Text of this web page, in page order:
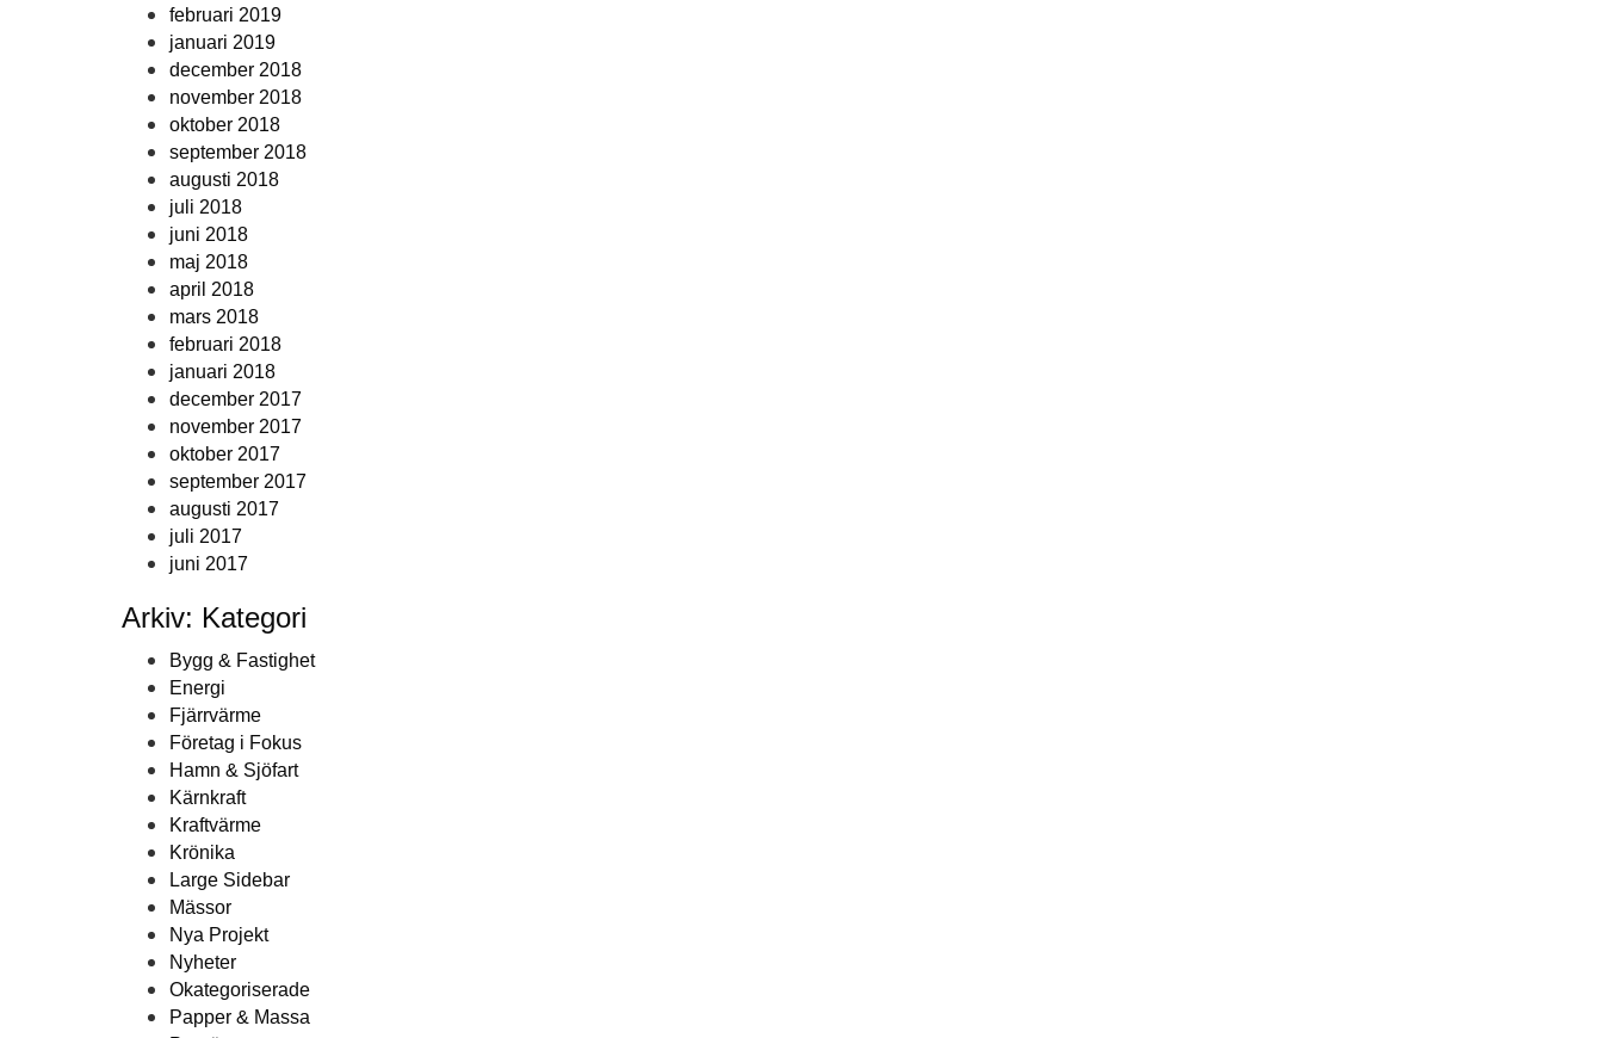
februari 2019
januari 2019
december 2018
november 2018
oktober 2018
september 2018
augusti 2018
juli 2018
juni 2018
maj 2018
april 2018
mars 2018
februari 2018
januari 2018
december 2017
november 2017
oktober 2017
september 2017
augusti 2017
juli 2017
juni 2017
Arkiv: Kategori
Bygg & Fastighet
Energi
Fjärrvärme
Företag i Fokus
Hamn & Sjöfart
Kärnkraft
Kraftvärme
Krönika
Large Sidebar
Mässor
Nya Projekt
Nyheter
Okategoriserade
Papper & Massa